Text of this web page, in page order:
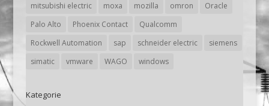
mitsubishi electric
moxa mozilla omron
Oracle
Palo Alto
Phoenix Contact
Qualcomm
Rockwell Automation
sap schneider electric
siemens
simatic
vmware WAGO windows
Kategorie